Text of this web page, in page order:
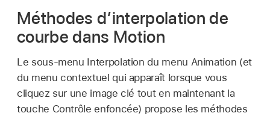
Méthodes d’interpolation de
courbe dans Motion
Le sous-menu Interpolation du menu Animation (et
du menu contextuel qui apparaît lorsque vous
cliquez sur une image clé tout en maintenant la
touche Contrôle enfoncée) propose les méthodes